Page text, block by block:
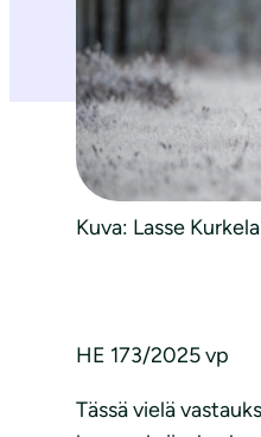
Kuva: Lasse Kurkela
HE 173/2025 vp
Tässä vielä